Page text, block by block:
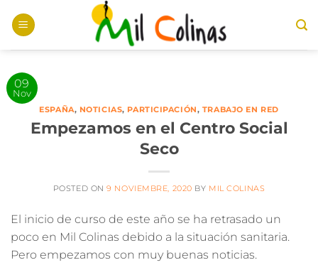
09
Nov
ESPAÑA, NOTICIAS, PARTICIPACIÓN, TRABAJO EN RED
Empezamos en el Centro Social
Seco
POSTED ON9 NOVIEMBRE, 2020 BY MIL COLINAS
El inicio de curso de este año se ha retrasado un
poco en Mil Colinas debido a la situación sanitaria.
Pero empezamos con muy buenas noticias.